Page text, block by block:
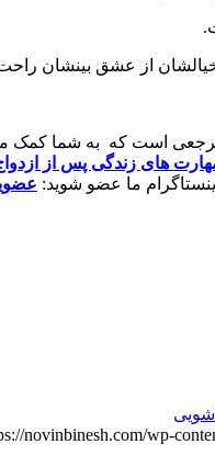
از عشق بینشان
مرجعی است که به شما
های زندگی پس از
ما عضو شوید:
novinbinesh.com/wp-